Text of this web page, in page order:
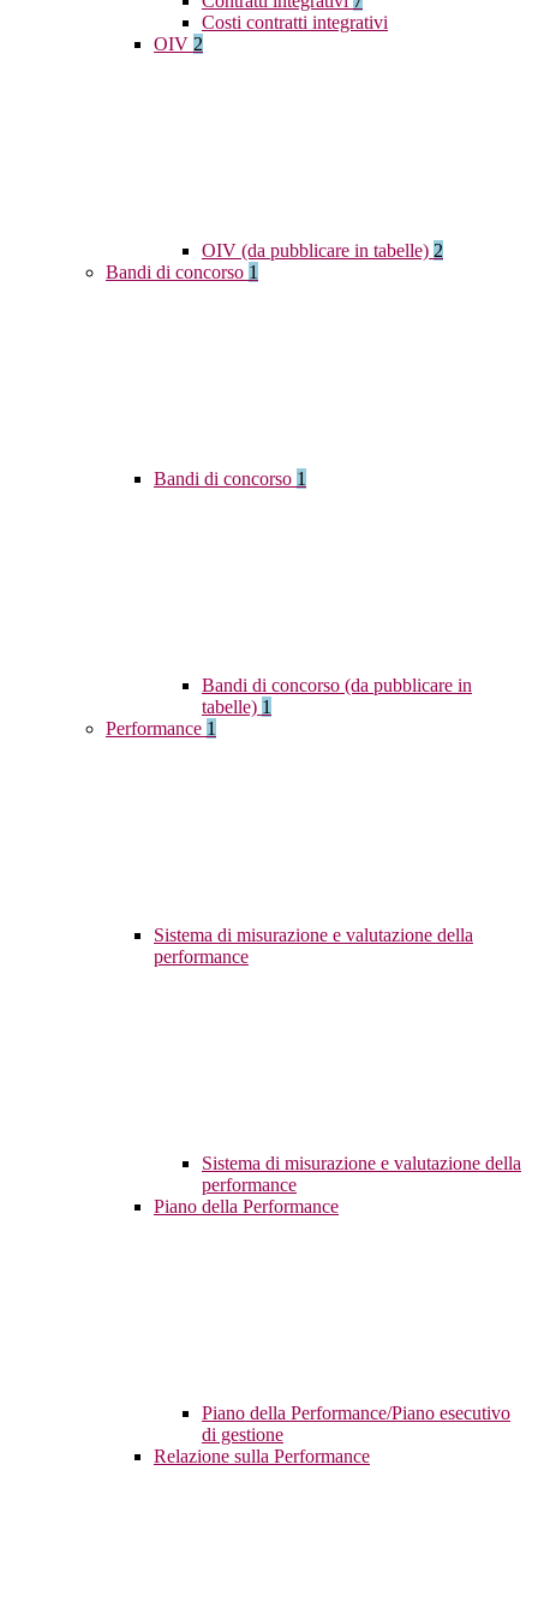
Costi contratti integrativi
OIV 2
OIV (da pubblicare in tabelle) 2
Bandi di concorso 1
Bandi di concorso 1
Bandi di concorso (da pubblicare in
tabelle) 1
Performance 1
Sistema di misurazione e valutazione della
performance
Sistema di misurazione e valutazione della
performance
Piano della Performance
Piano della Performance/Piano esecutivo
di gestione
Relazione sulla Performance